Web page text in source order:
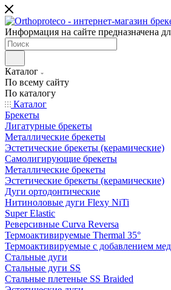
Информация на сайте предназначена
Каталог
По всему сайту
По каталогу
Каталог
Брекеты
Лигатурные брекеты
Металлические брекеты
Эстетические брекеты (керамические)
Самолигирующие брекеты
Металлические брекеты
Эстетические брекеты (керамические)
Дуги ортодонтические
Нитиноловые дуги Flexy NiTi
Super Elastic
Реверсивные Curva Reversa
Термоактивируемые Thermal 35°
Термоактивируемые с добавлением
Стальные дуги
Стальные дуги SS
Стальные плетеные SS Braided